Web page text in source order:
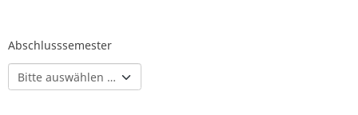
Abschlusssemester